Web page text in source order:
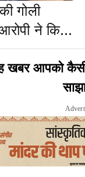
गोली
ने किया
आपको कैसी